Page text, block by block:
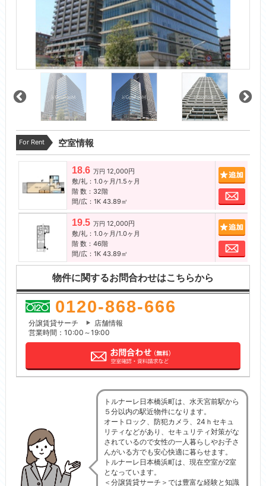
For Rent 空室情報
18.6 万円 12,000円
敷/礼：1.0ヶ月/1.5ヶ月
階 数：32階
間/広：1K 43.89㎡
お問
19.5 万円 12,000円
敷/礼：1.0ヶ月/1.0ヶ月
階 数：46階
間/広：1K 43.89㎡
お問
物件に関するお問合わせはこちらから
0120-868-666
分譲賃貸サーチ
店舗情報
営業時間：10:00～19:00
トルナーレ日本橋浜町は、水天宮前駅から
５分以内の駅近物件になります。
オートロック、防犯カメラ、24ｈセキュ
リティなどがあり、セキュリティ対策がな
されているので女性の一人暮らしやお子さ
んがいる方でも安心快適に暮らせます。
トルナーレ日本橋浜町は、現在空室が2室
となっています。
＜分譲賃貸サーチ＞では豊富な経験と知識